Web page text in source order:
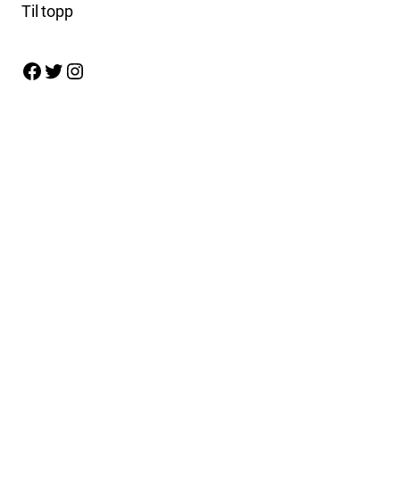
Til topp
Facebook Twitter Instagram